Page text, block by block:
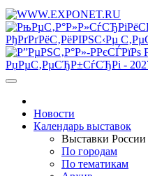
Новости
Календарь выставок
Выставки России
По городам
По тематикам